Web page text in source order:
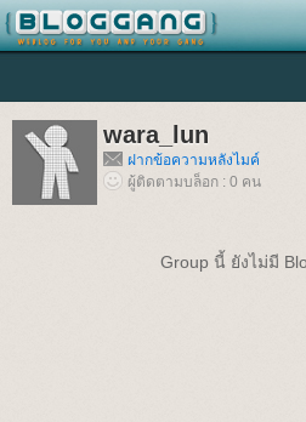
wara_lun
ฝากข้อความหลังไมค์
ผู้ติดตามบล็อก : 0 คน
Group นี้ ยังไม่มี